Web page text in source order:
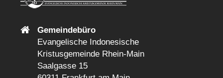
Gemeindebüro
Evangelische Indonesische
Kristusgemeinde Rhein-Main
Saalgasse 15